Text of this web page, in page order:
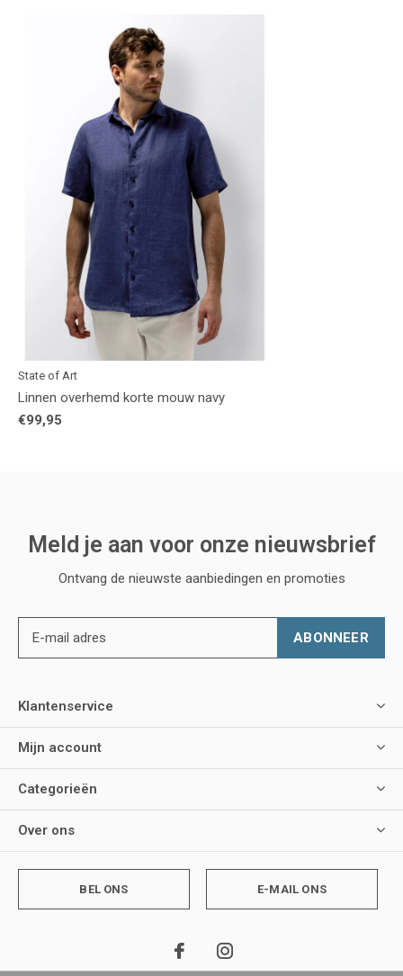
State of Art
Linnen overhemd korte mouw navy
€99,95
Meld je aan voor onze nieuwsbrief
Ontvang de nieuwste aanbiedingen en promoties
ABONNEER
Klantenservice
Mijn account
Categorieën
Over ons
BEL ONS E-MAIL ONS